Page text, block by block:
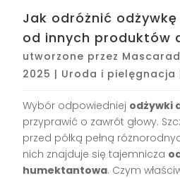
Jak odróżnić
od innych produktów
utworzone przez
2025 | Uroda i pielęgnacja
Wybór odpowiedniej odżywki
przyprawić o zawrót głowy.
przed półką pełną
nich znajduje się tajemnicza
humektantowa. Czym